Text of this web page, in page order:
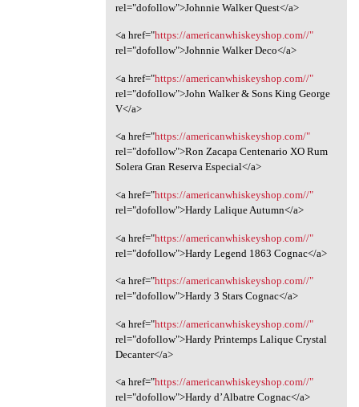
rel="dofollow">Johnnie Walker Quest</a>
<a href="https://americanwhiskeyshop.com//"
rel="dofollow">Johnnie Walker Deco</a>
<a href="https://americanwhiskeyshop.com//"
rel="dofollow">John Walker & Sons King George
V</a>
<a href="https://americanwhiskeyshop.com/"
rel="dofollow">Ron Zacapa Centenario XO Rum
Solera Gran Reserva Especial</a>
<a href="https://americanwhiskeyshop.com//"
rel="dofollow">Hardy Lalique Autumn</a>
<a href="https://americanwhiskeyshop.com//"
rel="dofollow">Hardy Legend 1863 Cognac</a>
<a href="https://americanwhiskeyshop.com//"
rel="dofollow">Hardy 3 Stars Cognac</a>
<a href="https://americanwhiskeyshop.com//"
rel="dofollow">Hardy Printemps Lalique Crystal
Decanter</a>
<a href="https://americanwhiskeyshop.com//"
rel="dofollow">Hardy d’Albatre Cognac</a>